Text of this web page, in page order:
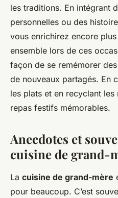
les traditions. En intégrant
personnelles ou des
vous enrichirez encore
ensemble lors de ces
façon de se remémorer
de nouveaux partagés. En
les plats et en recyclant
repas festifs mémorables.
Anecdotes et
cuisine de grand-
La cuisine de grand-mère
pour beaucoup. C’est